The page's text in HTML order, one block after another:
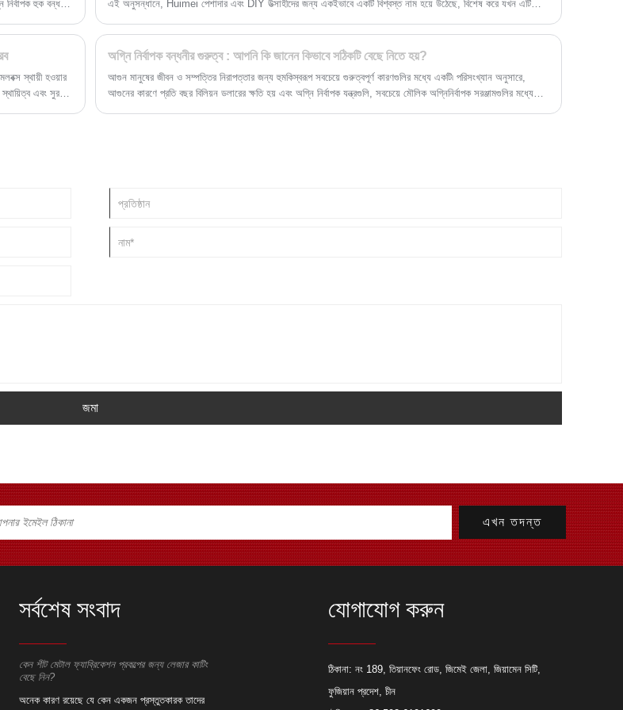
হুক বন্ধনীর
এই অনুসন্ধানে, Huimei পেশাদার এবং DIY উত্সাহীদের জন্য একইভাবে একটি বিশ্বস্ত নাম হয়ে উঠেছে, বিশেষ করে যখন এটি
স্থায়ী হওয়ার
এবং সুরক্ষার
অগ্নি নির্বাপক বন্ধনীর গুরুত্ব : আপনি কি জানেন কিভাবে সঠিকটি বেছে নিতে হয়?
আগুন মানুষের জীবন ও সম্পত্তির নিরাপত্তার জন্য হুমকিস্বরূপ সবচেয়ে গুরুত্বপূর্ণ কারণগুলির মধ্যে একটি৷ পরিসংখ্যান অনুসারে,
আগুনের কারণে প্রতি বছর বিলিয়ন ডলারের ক্ষতি হয় এবং অগ্নি নির্বাপক যন্ত্রগুলি, সবচেয়ে মৌলিক অগ্নিনির্বাপক সরঞ্জামগুলির মধ্যে
জমা
সর্বশেষ সংবাদ
কেন শীট মেটাল ফ্যাব্রিকেশন প্রকল্পের জন্য লেজার কাটিং
বেছে নিন?
অনেক কারণ রয়েছে যে কেন একজন প্রস্তুতকারক তাদের
কেন শীট মেটাল ফ্যাব্রিকেশন প্রকল্পের জন্য লেজার কাটিং
অনেক কারণ রয়েছে যে কেন একজন প্রস্তুতকারক তাদের
যোগাযোগ করুন
ঠিকানা: নং 189, তিয়ানফেং রোড, জিমেই জেলা, জিয়ামেন সিটি,
ফুজিয়ান প্রদেশ, চীন